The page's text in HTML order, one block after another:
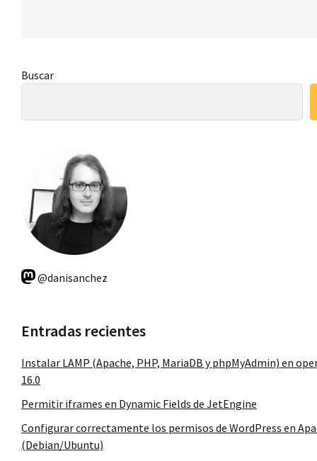
Barra
Buscar
@danisanchez
Entradas recientes
Instalar LAMP (Apache, PHP, MariaDB y phpMyAdmin) en
16.0
Permitir iframes en Dynamic Fields de JetEngine
Configurar correctamente los permisos de WordPress en
(Debian/Ubuntu)